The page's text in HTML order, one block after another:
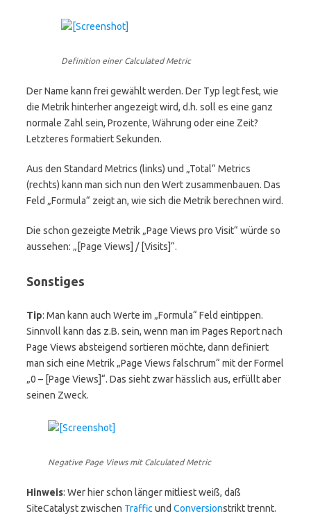
Definition einer Calculated Metric
Der Name kann frei gewählt werden. Der Typ legt fest, wie
die Metrik hinterher angezeigt wird, d.h. soll es eine ganz
normale Zahl sein, Prozente, Währung oder eine Zeit?
Letzteres formatiert Sekunden.
Aus den Standard Metrics (links) und „Total“ Metrics
(rechts) kann man sich nun den Wert zusammenbauen. Das
Feld „Formula“ zeigt an, wie sich die Metrik berechnen wird.
Die schon gezeigte Metrik „Page Views pro Visit“ würde so
aussehen: „[Page Views] / [Visits]“.
Sonstiges
Tip: Man kann auch Werte im „Formula“ Feld eintippen.
Sinnvoll kann das z.B. sein, wenn man im Pages Report nach
Page Views absteigend sortieren möchte, dann definiert
man sich eine Metrik „Page Views falschrum“ mit der Formel
„0 – [Page Views]“. Das sieht zwar hässlich aus, erfüllt aber
seinen Zweck.
Negative Page Views mit Calculated Metric
Hinweis: Wer hier schon länger mitliest weiß, daß
SiteCatalyst zwischen Traffic und Conversionstrikt trennt.